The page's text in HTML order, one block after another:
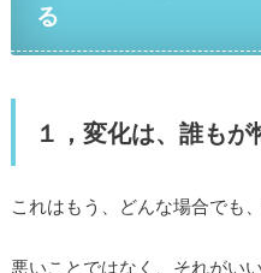
る
１，変化は、誰も
これはもう、どんな場合でも
悪いことではなく、それがい